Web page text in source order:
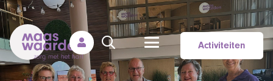
Activiteiten